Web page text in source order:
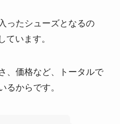
ったシューズとなるの
ています。
、価格など、トータルで
るからです。